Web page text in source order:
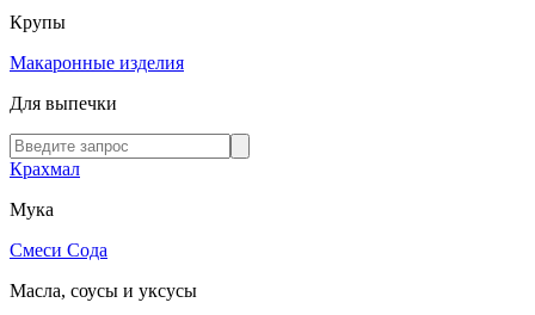
Крупы
Макаронные изделия
Для выпечки
Крахмал
Мука
Смеси Сода
Масла, соусы и уксусы